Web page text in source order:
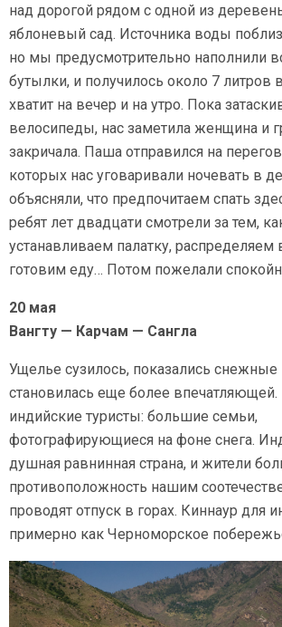
над дорогой рядом с одной из
яблоневый сад. Источника воды
но мы предусмотрительно наполнили
бутылки, и получилось около 7 литров
хватит на вечер и на утро. Пока
велосипеды, нас заметила женщина и
закричала. Паша отправился на
которых нас уговаривали ночевать в
объясняли, что предпочитаем спать
ребят лет двадцати смотрели за тем,
устанавливаем палатку, распределяем
готовим еду… Потом пожелали
20 мая
Вангту — Карчам — Сангла
Ущелье сузилось, показались
становилась еще более впечатляющей.
индийские туристы: большие семьи,
фотографирующиеся на фоне снега.
душная равнинная страна, и жители
противоположность нашим
проводят отпуск в горах. Киннаур для
примерно как Черноморское